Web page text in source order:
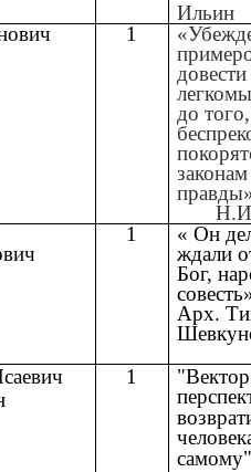
Ильин
1
до
Н.И.
1
« Он
ждали
Бог,
Арх.
1